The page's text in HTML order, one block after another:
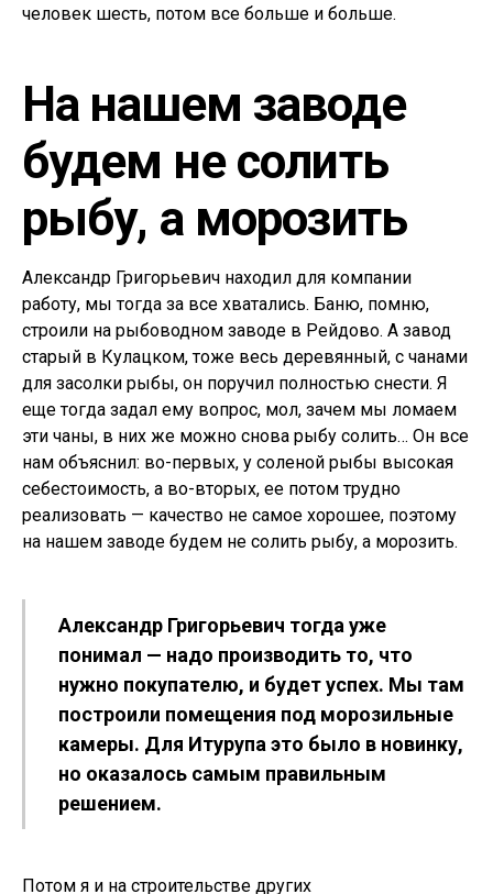
человек шесть, потом все больше и больше.
На нашем заводе
будем не солить
рыбу, а морозить
Александр Григорьевич находил для компании
работу, мы тогда за все хватались. Баню, помню,
строили на рыбоводном заводе в Рейдово. А завод
старый в Кулацком, тоже весь деревянный, с чанами
для засолки рыбы, он поручил полностью снести. Я
еще тогда задал ему вопрос, мол, зачем мы ломаем
эти чаны, в них же можно снова рыбу солить… Он все
нам объяснил: во-первых, у соленой рыбы высокая
себестоимость, а во-вторых, ее потом трудно
реализовать — качество не самое хорошее, поэтому
на нашем заводе будем не солить рыбу, а морозить.
Александр Григорьевич тогда уже
понимал — надо производить то, что
нужно покупателю, и будет успех. Мы там
построили помещения под морозильные
камеры. Для Итурупа это было в новинку,
но оказалось самым правильным
решением.
Потом я и на строительстве других